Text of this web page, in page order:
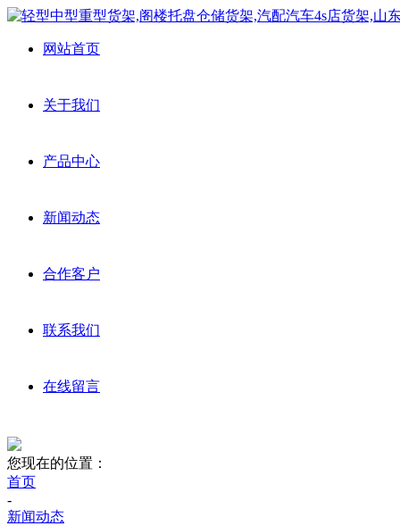
网站首页
关于我们
产品中心
新闻动态
合作客户
联系我们
在线留言
您现在的位置：
首页
-
新闻动态